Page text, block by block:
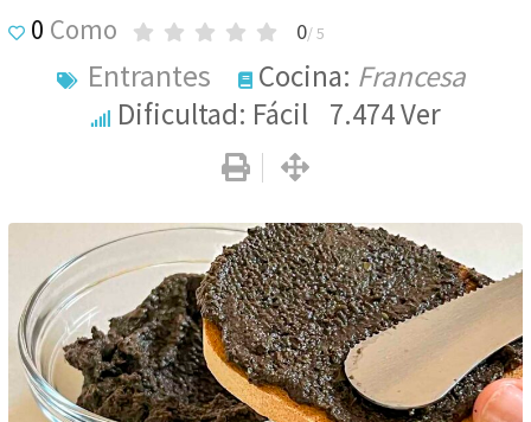
0 Como 0/ 5
Entrantes Cocina: Francesa
Dificultad: Fácil 7.474Ver